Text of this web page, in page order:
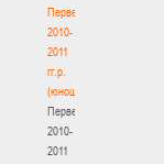
Первенство
2010-
2011
гг.р.
(юноши)
Первенство
2010-
2011